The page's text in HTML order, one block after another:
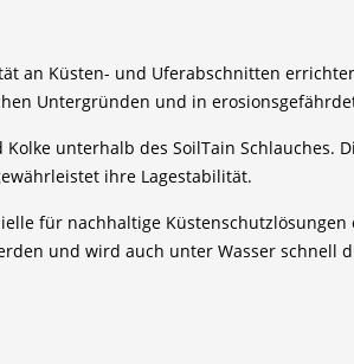
an Küsten- und Uferabschnitten
Untergründen und in
unterhalb des SoilTain Schlauches.
ihre Lagestabilität.
für nachhaltige
und wird auch unter Wasser schnell